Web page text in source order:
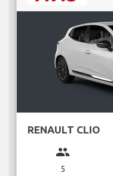
RENAULT CLIO
group
5